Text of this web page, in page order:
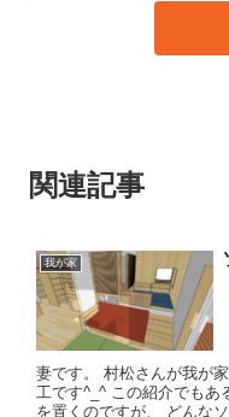
関連記事
我が家
妻です。 村松さんが我が
工です^_^ この紹介でも
を置くのですが、 どんな